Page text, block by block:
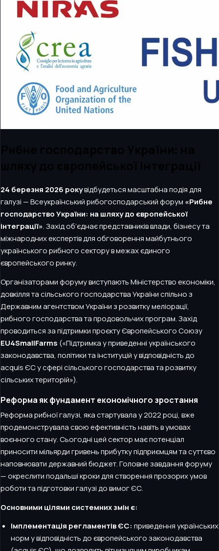
24 березня 2026 рокувідбудеться масштабна подія для
галузі — Всеукраїнський рибогосподарський форум «Рибне
господарство України: на шляху до європейської
інтеграції». Захід об’єднає представників влади, бізнесу та
міжнародних експертів для обговорення майбутнього
українського рибного сектору в межах єдиного
європейського ринку.
Організаторами форуму виступають Міністерство економіки,
довкілля та сільського господарства України спільно з
Державним агентством України з розвитку меліорації,
рибного господарства та продовольчих програм. Захід
проводиться за підтримки проєкту Європейського Союзу
EU4SmallFarms («Підтримка у приведенні українського
законодавства, політики та інституцій у відповідність до
acquis ЄС у сфері сільського господарства та розвитку
сільських територій»).
Реформа як фундамент економічного зростання
Реформа рибної галузі, яка стартувала у 2022 році, вже
продемонструвала свою ефективність навіть в умовах
воєнного стану. Сьогодні цей сектор має потенціал
приносити мільярди гривень прибутку підприємцям та суттєво
наповнювати державний бюджет. Головне завдання форуму
— окреслити подальші кроки для створення прозорих умов
роботи та підготовки галузі до вимог ЄС.
Основними цілями системних змін є:
Імплементація регламентів ЄС: приведення українських
норм у відповідність до європейського законодавства